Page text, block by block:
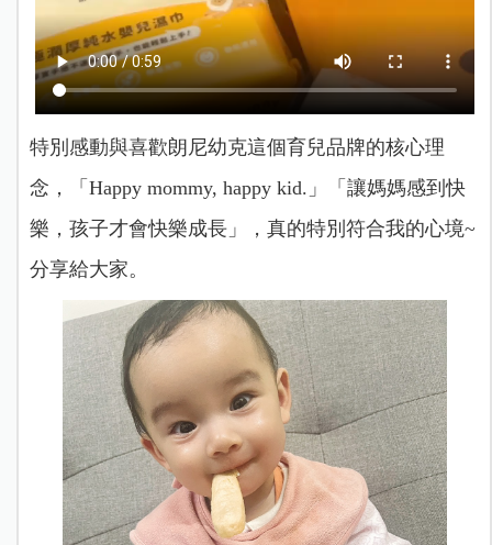
特別感動與喜歡朗尼幼克這個育兒品牌的核心理
念，「Happy mommy, happy kid.」「讓媽媽感到快
樂，孩子才會快樂成長」，真的特別符合我的心境~
分享給大家。